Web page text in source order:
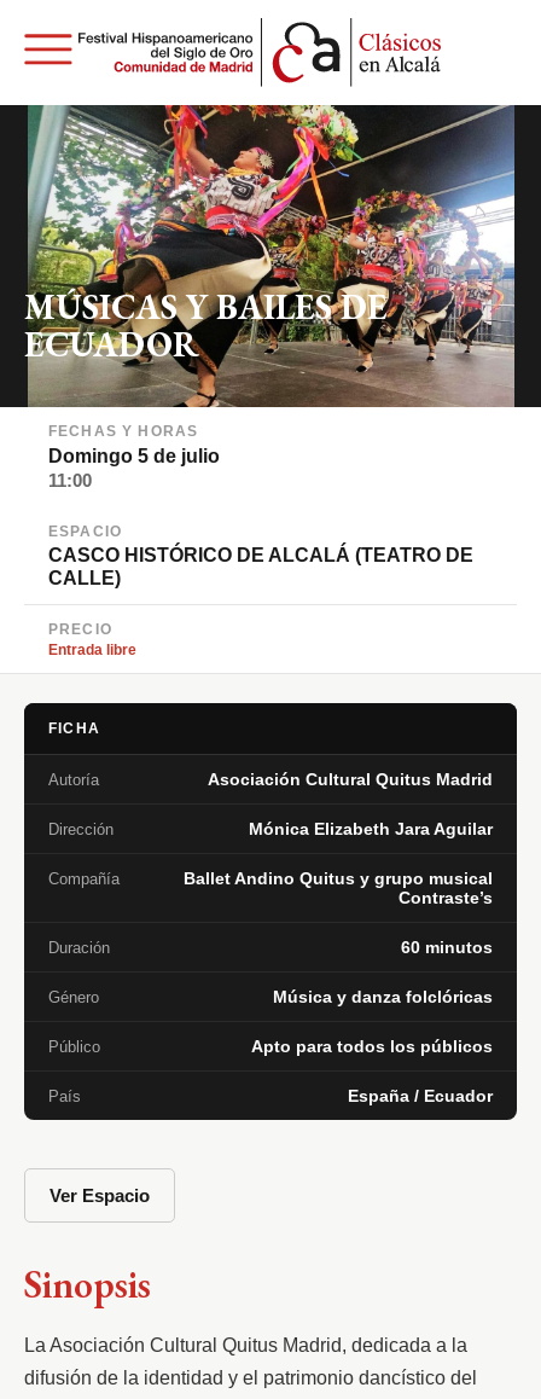
MÚSICAS Y BAILES DE
ECUADOR
FECHAS Y HORAS
Domingo 5 de julio
11:00
ESPACIO
CASCO HISTÓRICO DE ALCALÁ (TEATRO DE
CALLE)
PRECIO
Entrada libre
Ver Espacio
Sinopsis
La Asociación Cultural Quitus Madrid, dedicada a la
difusión de la identidad y el patrimonio dancístico del
FICHA
Autoría Asociación Cultural Quitus Madrid
Dirección Mónica Elizabeth Jara Aguilar
Compañía
Ballet Andino Quitus y grupo musical
Contraste’s
Duración 60 minutos
Género Música y danza folclóricas
Público Apto para todos los públicos
País España / Ecuador